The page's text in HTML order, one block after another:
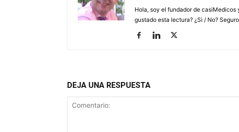
Hola, soy el fundador de
gustado esta lectura? ¿Si / No?
DEJA UNA RESPUESTA